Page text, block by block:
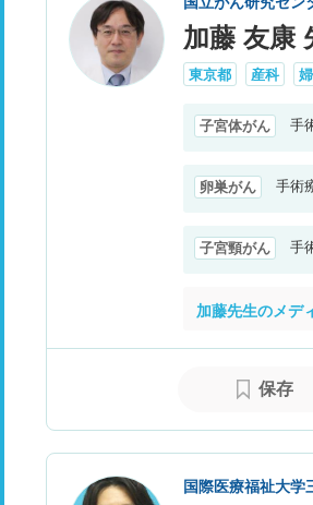
加藤 友康
東京都 産科
子宮体がん 手
卵巣がん 手術
子宮頸がん 手
加藤先生のメデ
保存
国際医療福祉大学